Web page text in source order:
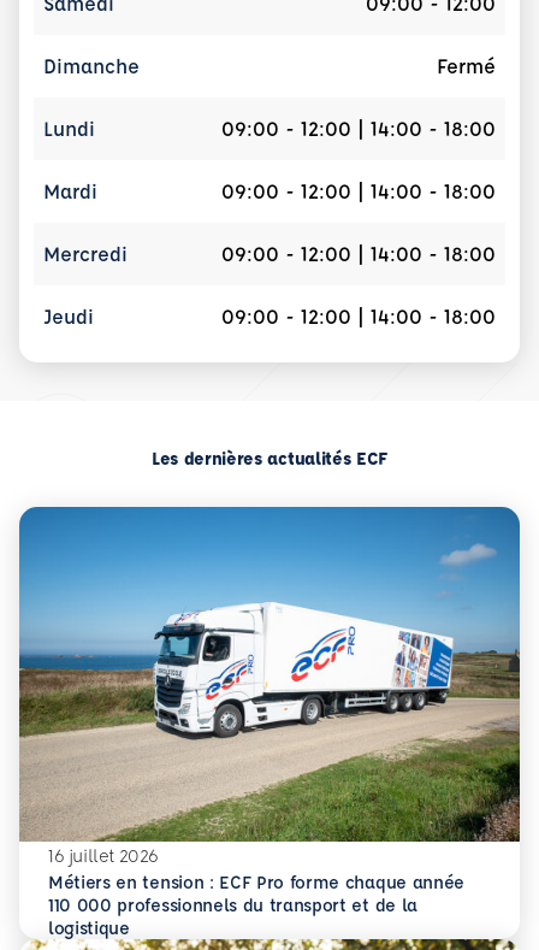
Dimanche Fermé
Lundi 09:00 - 12:00 | 14:00 - 18:00
Mardi 09:00 - 12:00 | 14:00 - 18:00
Mercredi 09:00 - 12:00 | 14:00 - 18:00
Jeudi 09:00 - 12:00 | 14:00 - 18:00
Les dernières actualités ECF
16 juillet 2026
Métiers en tension : ECF Pro forme chaque année
110 000 professionnels du transport et de la
logistique
En savoir plus
Métiers en tension : ECF Pro forme chaque année 110